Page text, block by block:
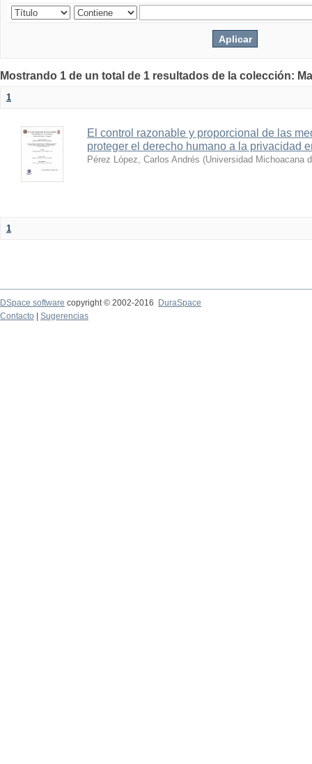
Mostrando 1 de un total de 1 resultados de la colección:
1
El control razonable y proporcional de las
proteger el derecho humano a la privacidad
Pérez López, Carlos Andrés (Universidad Michoacana
1
DSpace software copyright © 2002-2016
DuraSpace
Contacto
Sugerencias